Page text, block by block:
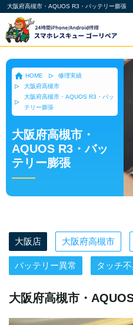
大阪府高槻市・AQUOS R3・バッテリー膨張
HOME
修理実績
大阪府高槻市
大阪府高槻市・AQUOS R3・バッ
テリー膨張
大阪府高槻市・
AQUOS R3・バッ
テリー膨張
大阪店 大阪府高槻市
バッテリー異常 タッチ
大阪府高槻市・